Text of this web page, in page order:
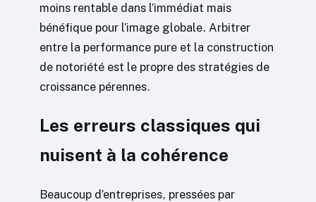
moins rentable dans l’immédiat mais
bénéfique pour l’image globale. Arbitrer
entre la performance pure et la construction
de notoriété est le propre des stratégies de
croissance pérennes.
Les erreurs classiques qui
nuisent à la cohérence
Beaucoup d’entreprises, pressées par